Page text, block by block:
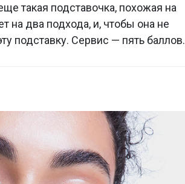
такая подставочка, похожая на
на два подхода, и, чтобы она не
подставку. Сервис — пять баллов.